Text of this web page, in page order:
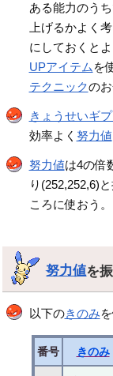
ある能力のう
上げるかよく
にしておくと
UPアイテム を
テクニックの
きょうせいギ
効率よく 努力値
努力値は4の倍
り(252,252,6)
ころに使おう。
努力値を
以下のきのみ
番号 きのみ